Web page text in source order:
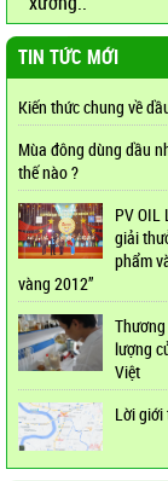
TIN TỨC MỚI
Kiến thức chung về
Mùa đông dùng dầu
thế nào ?
PV OIL
giải
phẩm
vàng 2012”
lượng
Việt
Lời giới